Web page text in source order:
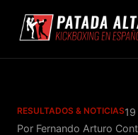
RESULTADOS & NOTICIAS
Por Fernando Arturo